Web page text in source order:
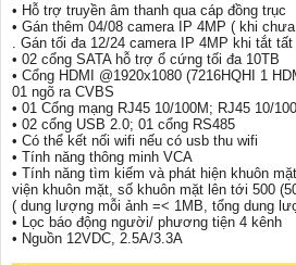
• Hỗ trợ truyền âm thanh qua cáp đồng trục
• Gán thêm 04/08 camera IP 4MP ( khi
. Gán tối đa 12/24 camera IP 4MP khi tắt
• 02 cổng SATA hỗ trợ ổ cứng tối đa 10TB
• Cổng HDMI @1920x1080 (7216HQHI 1
01 ngõ ra CVBS
• 01 Cổng mạng RJ45 10/100M; RJ45 10/
• 02 cổng USB 2.0; 01 cổng RS485
• Có thể kết nối wifi nếu có usb thu wifi
• Tính năng thông minh VCA
• Tính năng tìm kiếm và phát hiện khuôn
viện khuôn mặt, số khuôn mặt lên tới 500
( dung lượng mỗi ảnh =< 1MB, tổng dung
• Lọc báo động người/ phương tiện 4 kênh
• Nguồn 12VDC, 2.5A/3.3A